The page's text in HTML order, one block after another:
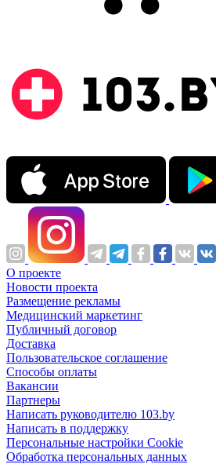
О проекте
Новости проекта
Размещение рекламы
Медицинский маркетинг
Публичный договор
Доставка
Пользовательское соглашение
Способы оплаты
Вакансии
Партнеры
Написать руководителю 103.by
Написать в поддержку
Персональные настройки Cookie
Обработка персональных данных